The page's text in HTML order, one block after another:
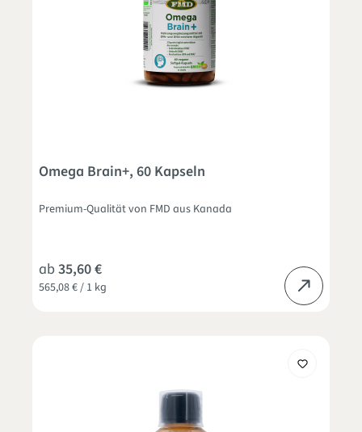
Omega Brain+, 60 Kapseln
Premium-Qualität von FMD aus Kanada
565,08 € / 1 kg
ab 35,60 €